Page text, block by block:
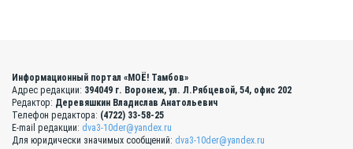
Информационный портал «МОЁ! Тамбов»
Адрес редакции: 394049 г. Воронеж, ул. Л.Рябцевой, 54, офис 202
Редактор: Деревяшкин Владислав Анатольевич
Телефон редактора: (4722) 33-58-25
E-mail редакции: dva3-10der@yandex.ru
Для юридически значимых сообщений: dva3-10der@yandex.ru